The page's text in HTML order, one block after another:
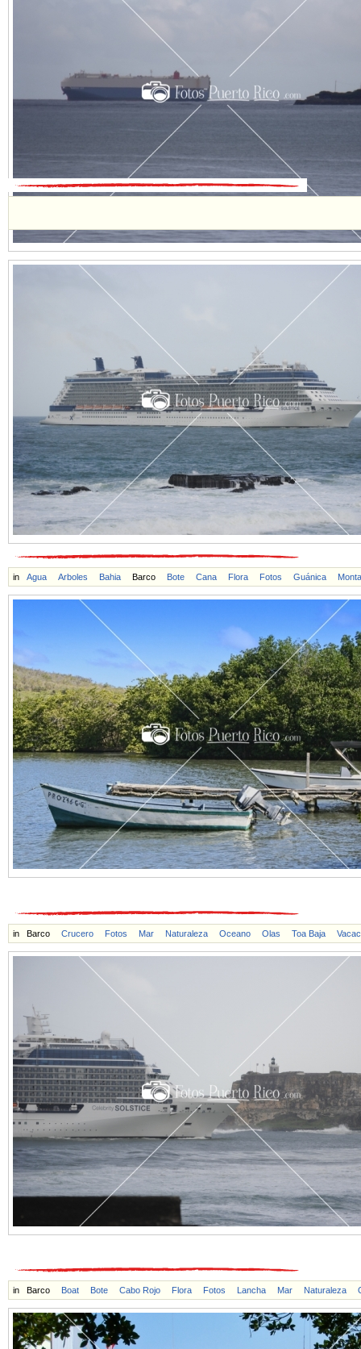
in Agua Arboles Bahia Barco Bote Cana Flora Fotos Guánica
in Barco Crucero Fotos Mar Naturaleza Oceano Olas Toa Baja
in Barco Boat Bote Cabo Rojo Flora Fotos Lancha Mar Naturaleza